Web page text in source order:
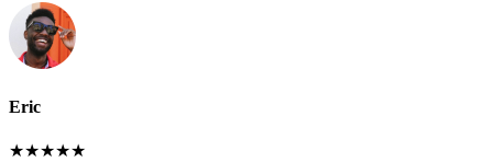
Eric
★★★★★